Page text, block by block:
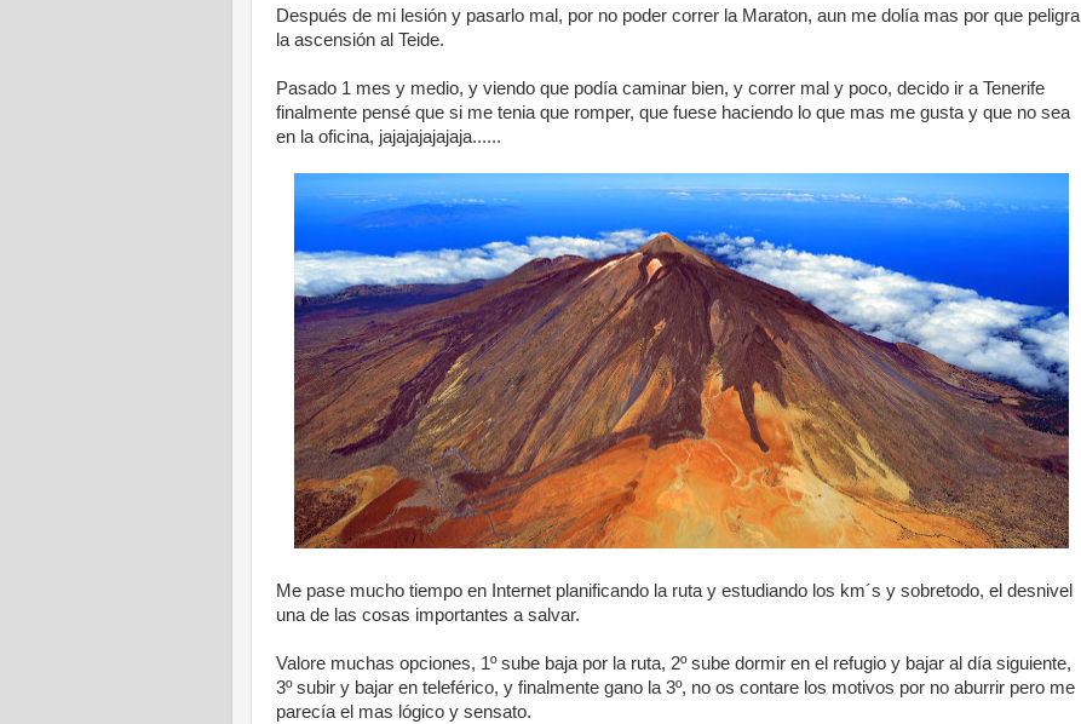
Después de mi lesión y pasarlo mal, por no poder correr la Maraton, aun me dolía mas por que peligra
la ascensión al Teide.
Pasado 1 mes y medio, y viendo que podía caminar bien, y correr mal y poco, decido ir a Tenerife
finalmente pensé que si me tenia que romper, que fuese haciendo lo que mas me gusta y que no sea
en la oficina, jajajajajajaja......
Me pase mucho tiempo en Internet planificando la ruta y estudiando los km´s y sobretodo, el desnivel
una de las cosas importantes a salvar.
Valore muchas opciones, 1º sube baja por la ruta, 2º sube dormir en el refugio y bajar al día siguiente,
3º subir y bajar en teleférico, y finalmente gano la 3º, no os contare los motivos por no aburrir pero me
parecía el mas lógico y sensato.